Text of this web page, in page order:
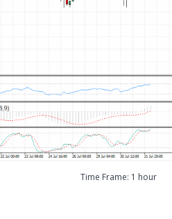
Time Frame: 1 hour